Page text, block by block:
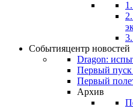
Событияцентр новостей
Dragon:
Первый
Первый
Архив